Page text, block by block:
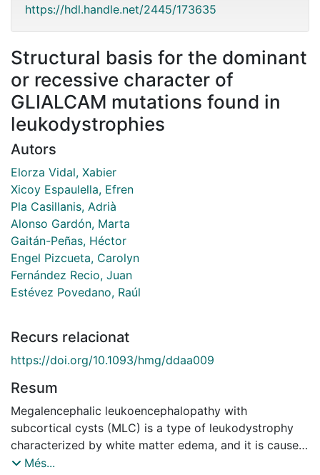
https://hdl.handle.net/2445/173635
Structural basis for the dominant
or recessive character of
GLIALCAM mutations found in
leukodystrophies
Autors
Elorza Vidal, Xabier
Xicoy Espaulella, Efren
Pla Casillanis, Adrià
Alonso Gardón, Marta
Gaitán-Peñas, Héctor
Engel Pizcueta, Carolyn
Fernández Recio, Juan
Estévez Povedano, Raúl
Recurs relacionat
https://doi.org/10.1093/hmg/ddaa009
Resum
Megalencephalic leukoencephalopathy with
subcortical cysts (MLC) is a type of leukodystrophy
characterized by white matter edema, and it is caused
mainly by recessive mutations in MLC1 and GLIALCAM
Més...